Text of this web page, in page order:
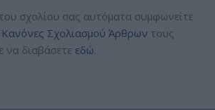
σχολίου σας αυτόματα συμφωνείτε
Κανόνες Σχολιασμού Άρθρων τους
να διαβάσετε εδώ.